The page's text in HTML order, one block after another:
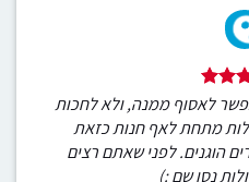
לאסוף ממנה, ולא לחכות
מתחת לאף חנות כזאת
הוגנים. לפני שאתם רצים
נסו שם :)